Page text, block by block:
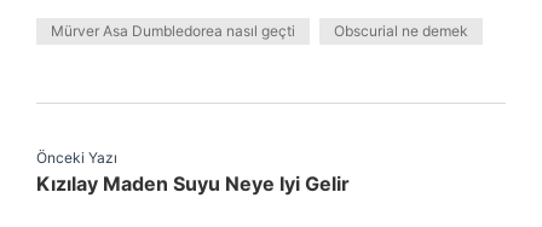
Mürver Asa Dumbledorea nasıl geçti Obscurial ne demek
Önceki Yazı
Kızılay Maden Suyu Neye Iyi Gelir